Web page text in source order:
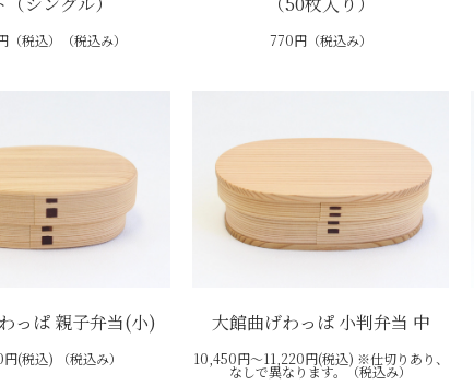
税込）（税込み） 770円（税込み）
っぱ 親子弁当(小)
(税込) （税込み）
大館曲げわっぱ 小判弁当 中
10,450円～11,220円(税込) ※仕切りあり、
なしで異なります。（税込み）